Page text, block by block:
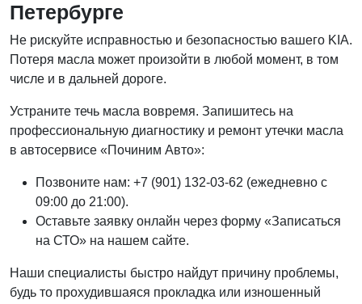
Петербурге
Не рискуйте исправностью и безопасностью вашего KIA.
Потеря масла может произойти в любой момент, в том
числе и в дальней дороге.
Устраните течь масла вовремя. Запишитесь на
профессиональную диагностику и ремонт утечки масла
в автосервисе «Починим Авто»:
Позвоните нам: +7 (901) 132-03-62 (ежедневно с
09:00 до 21:00).
Оставьте заявку онлайн через форму «Записаться
на СТО» на нашем сайте.
Наши специалисты быстро найдут причину проблемы,
будь то прохудившаяся прокладка или изношенный